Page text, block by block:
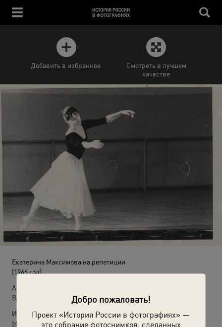
Добро пожаловать!
Проект «История России в фотографиях» —
это собрание фотоснимков, сделанных
Добавить в избранное
Смотреть в лучшем
качестве
Екатерина Максимова на репетиции
(1966 год)
Автор:
Владислав Микоша
Источники:
МАММ / МДФ